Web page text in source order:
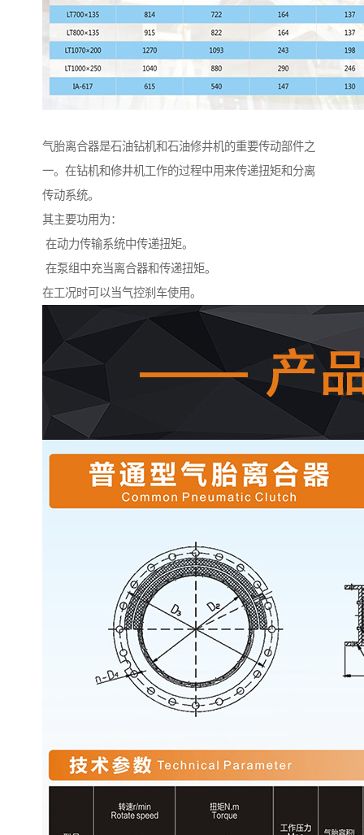
气胎离合器是石油钻机和石油修井机的重要传动部件之
一。在钻机和修井机工作的过程中用来传递扭矩和分离
传动系统。
其主要功用为：
在动力传输系统中传递扭矩。
在泵组中充当离合器和传递扭矩。
在工况时可以当气控刹车使用。